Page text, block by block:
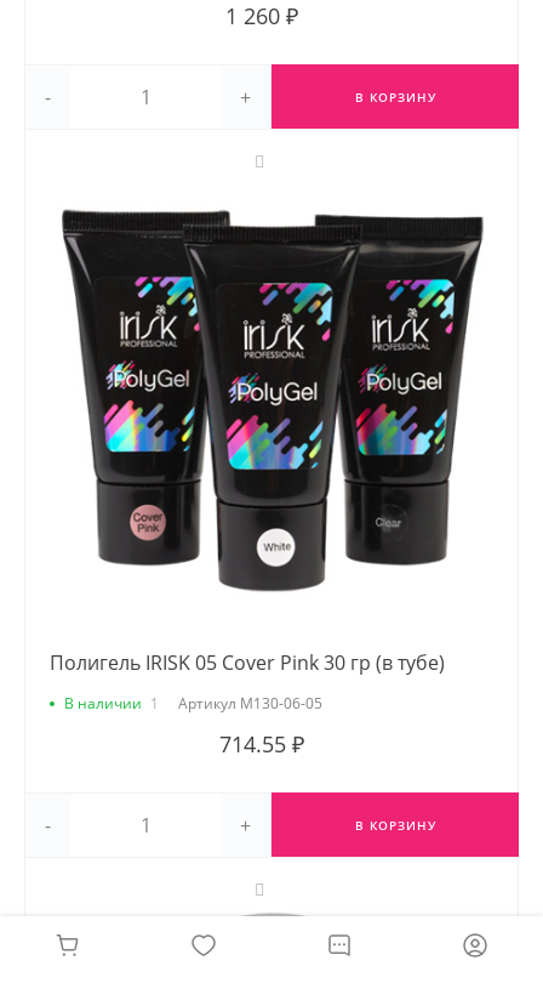
1 260 ₽
- + В КОРЗИНУ
Полигель IRISK 05 Cover Pink 30 гр (в тубе)
В наличии 1 Артикул М130-06-05
714.55 ₽
- + В КОРЗИНУ